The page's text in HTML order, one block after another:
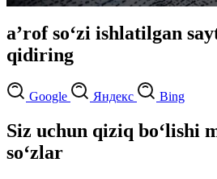
aʼrof so‘zi ishlatilgan
qidiring
Google Яндекс Bing
Siz uchun qiziq bo‘lishi
so‘zlar